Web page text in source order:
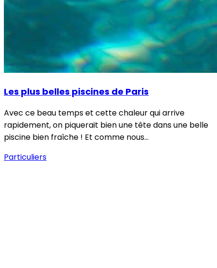
Les plus belles piscines de Paris
Avec ce beau temps et cette chaleur qui arrive
rapidement, on piquerait bien une tête dans une belle
piscine bien fraîche ! Et comme nous…
Particuliers